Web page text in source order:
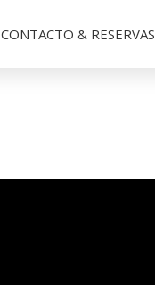
CONTACTO & RESERVAS